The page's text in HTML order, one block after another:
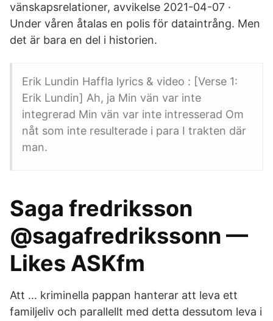
vänskapsrelationer, avvikelse 2021-04-07 ·
Under våren åtalas en polis för dataintrång. Men
det är bara en del i historien.
Erik Lundin Haffla lyrics & video : [Verse 1:
Erik Lundin] Ah, ja Min vän var inte
integrerad Min vän var inte intresserad Om
nåt som inte resulterade i para I trakten där
man.
Saga fredriksson
@sagafredrikssonn —
Likes ASKfm
Att … kriminella pappan hanterar att leva ett
familjeliv och parallellt med detta dessutom leva i